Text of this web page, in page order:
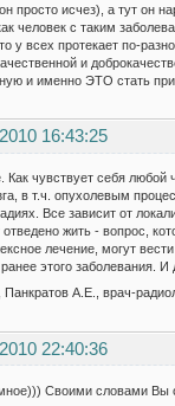
просто исчез), а тут он
человек с таким
у всех протекает по-
и
и именно ЭТО стать
16:43:25
Как чувствует себя
в т.ч. опухолевым
Все зависит от
жить - вопрос,
лечение, могут
этого заболевания.
А.Е., врач-
22:40:36
Своими словами Вы